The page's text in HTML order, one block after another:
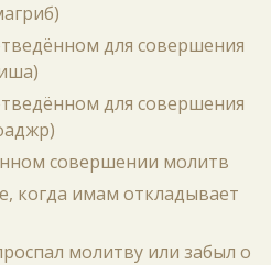
для совершения
для совершения
совершении молитв
когда имам откладывает
молитву или забыл о